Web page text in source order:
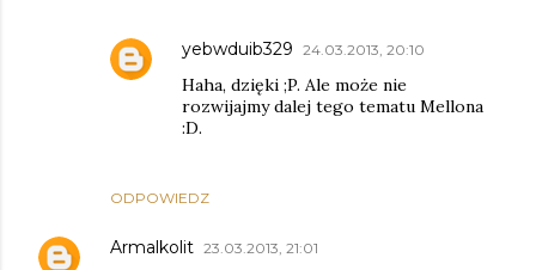
ODPOWIEDZ
yebwduib329 24.03.2013, 20:10
Haha, dzięki ;P. Ale może nie
rozwijajmy dalej tego tematu Mellona
:D.
Armalkolit 23.03.2013, 21:01